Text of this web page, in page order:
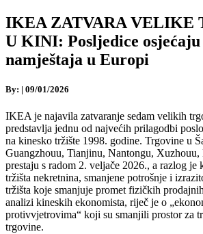
IKEA ZATVARA VELIKE
U KINI: Posljedice
namještaja u Europi
By: | 09/01/2026
IKEA je najavila zatvaranje sedam velikih
predstavlja jednu od najvećih prilagodbi
na kinesko tržište 1998. godine. Trgovine u
Guangzhouu, Tianjinu, Nantongu,
prestaju s radom 2. veljače 2026., a razlog je
tržišta nekretnina, smanjene potrošnje i
tržišta koje smanjuje promet fizičkih
analizi kineskih ekonomista, riječ je o
protivvjetrovima“ koji su smanjili prostor za
trgovine.